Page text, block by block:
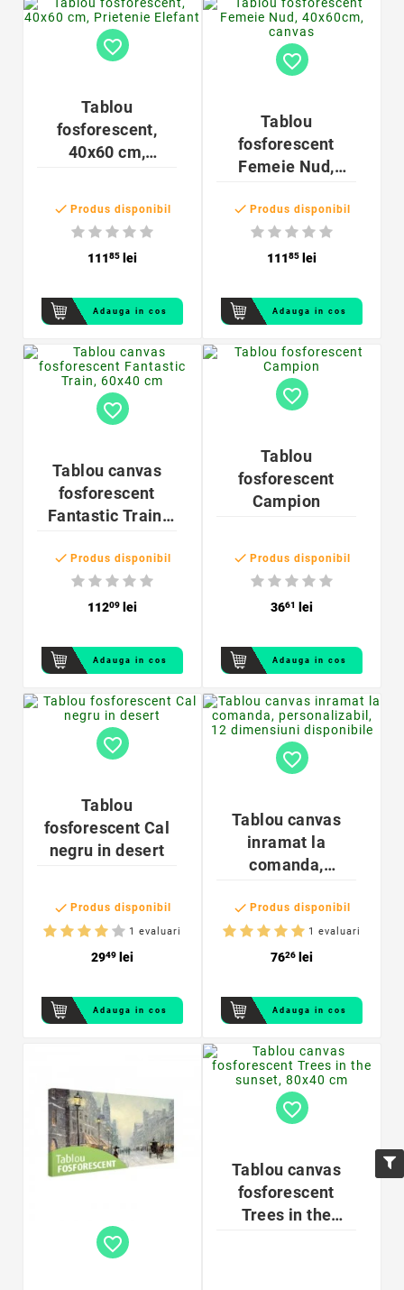
favorite_border
Tablou
fosforescent,
40x60 cm,
 Produs disponibil
11185 lei
Adauga in cos
favorite_border
Tablou
fosforescent
Femeie Nud,
 Produs disponibil
11185 lei
Adauga in cos
favorite_border
Tablou canvas
fosforescent
Fantastic Train,
 Produs disponibil
11209 lei
Adauga in cos
favorite_border
Tablou
fosforescent
Campion
 Produs disponibil
3661 lei
Adauga in cos
favorite_border
Tablou
fosforescent Cal
negru in desert
 Produs disponibil
1 evaluari
2949 lei
Adauga in cos
favorite_border
Tablou canvas
inramat la
comanda,
dimensiuni
disponibile
 Produs disponibil
1 evaluari
7626 lei
Adauga in cos
favorite_border
favorite_border
Tablou canvas
fosforescent
Trees in the